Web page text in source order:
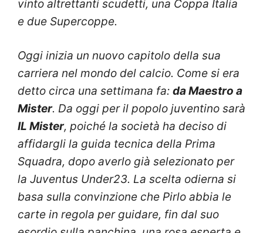
vinto altrettanti scudetti, una Coppa Italia
e due Supercoppe.
Oggi inizia un nuovo capitolo della sua
carriera nel mondo del calcio. Come si era
detto circa una settimana fa: da Maestro a
Mister. Da oggi per il popolo juventino sarà
IL Mister, poiché la società ha deciso di
affidargli la guida tecnica della Prima
Squadra, dopo averlo già selezionato per
la Juventus Under23. La scelta odierna si
basa sulla convinzione che Pirlo abbia le
carte in regola per guidare, fin dal suo